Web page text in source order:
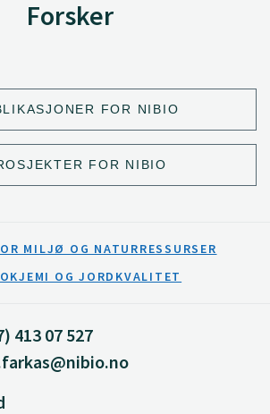
Forsker
FOR NIBIO
FOR NIBIO
MILJØ OG NATURRESSURSER
OG JORDKVALITET
413 07 527